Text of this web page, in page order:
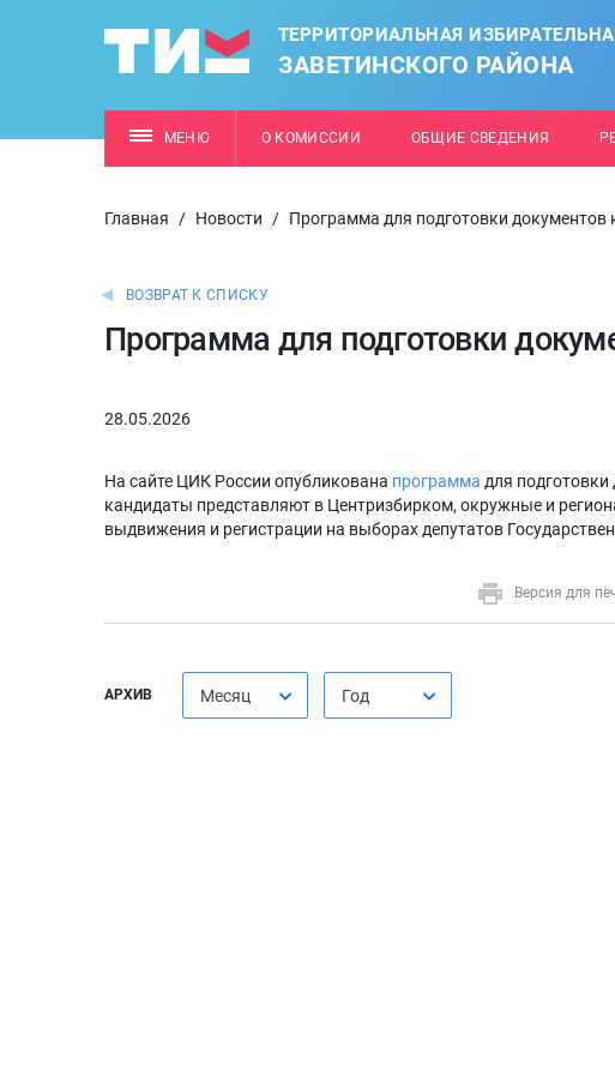
ТЕРРИТОРИАЛЬНАЯ
ЗАВЕТИНСКОГО РАЙОНА
МЕНЮ О КОМИССИИ ОБЩИЕ СВЕДЕНИЯ
Главная / Новости / Программа для подготовки
ВОЗВРАТ К СПИСКУ
Программа для подготовки
28.05.2026
На сайте ЦИК России опубликована программа для
кандидаты представляют в Центризбирком, окружные и
выдвижения и регистрации на выборах депутатов
Версия для
АРХИВ Месяц Год